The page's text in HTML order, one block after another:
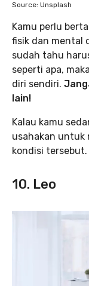
Source: Unsplash
Kamu perlu
fisik dan mental
sudah tahu
seperti apa,
diri sendiri.
lain!
Kalau kamu
usahakan untuk
kondisi tersebut.
10. Leo